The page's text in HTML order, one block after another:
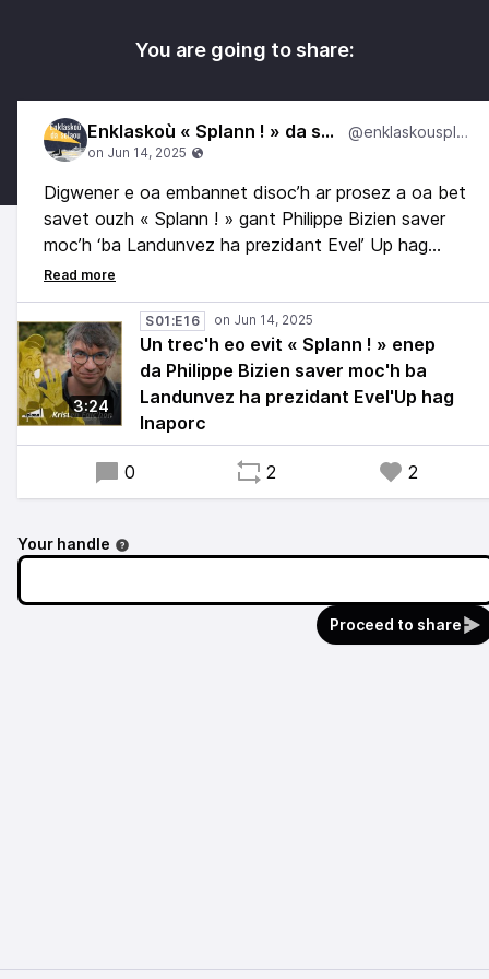
You are going to share:
Enklaskoù « Splann ! » da selaou @enklaskousplann
Digwener e oa embannet disoc’h ar prosez a oa bet
savet ouzh « Splann ! » gant Philippe Bizien saver
moc’h ‘ba Landunvez ha prezidant Evel’ Up hag
Inaporc. Nullet eo ar prosezadur gant ar varnerien.
Emañ Kristen Falc’hun gant Erwan Blanchard.
3:24
S01:E16
Un trec'h eo evit « Splann ! » enep
da Philippe Bizien saver moc'h ba
Landunvez ha prezidant Evel'Up hag
Inaporc
0 2 2
Your handle
Proceed to share